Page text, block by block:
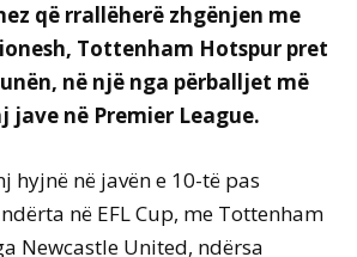
që rrallëherë zhgënjen me
Tottenham Hotspur pret
në një nga përballjet më
jave në Premier League.
hyjnë në javën e 10-të pas
në EFL Cup, me Tottenham
Newcastle United, ndërsa